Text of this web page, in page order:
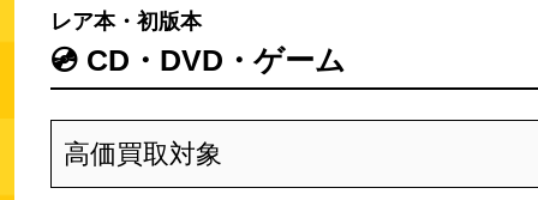
レア本・初版本
💿 CD・DVD・ゲーム
高価買取対象